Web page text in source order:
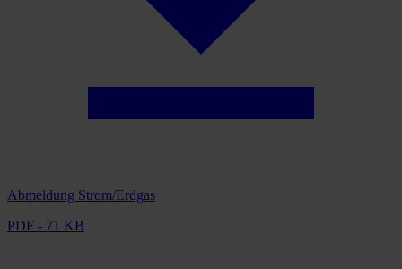
Abmeldung Strom/Erdgas
PDF - 71 KB